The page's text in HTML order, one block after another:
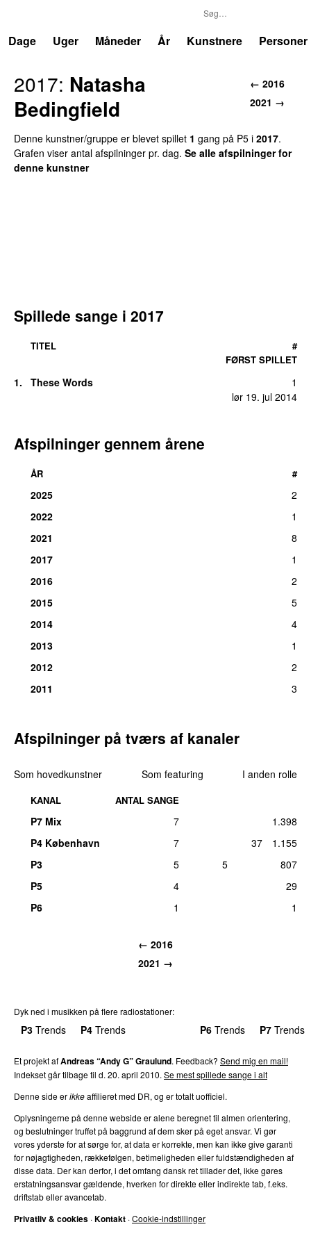
Dage
Uger Måneder År Kunstnere Personer
← 2016
2021 →
2017: Natasha
Bedingfield
Denne kunstner/gruppe er blevet spillet 1 gang på P5 i 2017.
Grafen viser antal afspilninger pr. dag. Se alle afspilninger for
denne kunstner
Spillede sange i 2017
TITEL
FØRST SPILLET
#
1.
These Words
lør 19. jul 2014
1
Afspilninger gennem årene
ÅR #
2025
2
2022
1
2021
8
2017
1
2016
2
2015
5
2014
4
2013
1
2012
2
2011
3
Afspilninger på tværs af kanaler
Som hovedkunstner Som featuring I anden rolle
KANAL ANTAL SANGE
P7 Mix 7
1.398
P4 København
7 37
1.155
P3
5 5
807
P5
4
29
P6
1 1
← 2016
2021 →
Dyk ned i musikken på flere radiostationer:
P3 Trends P4 Trends P6 Trends P7 Trends
Et projekt afAndreas “Andy G” Graulund. Feedback? Send mig en mail!
Indekset går tilbage til d. 20. april 2010. Se mest spillede sange i alt
Denne side erikkeaffilieret med DR, og er totalt uofficiel.
Oplysningerne på denne webside er alene beregnet til almen orientering,
og beslutninger truffet på baggrund af dem sker på eget ansvar. Vi gør
vores yderste for at sørge for, at data er korrekte, men kan ikke give garanti
for nøjagtigheden, rækkefølgen, betimeligheden eller fuldstændigheden af
disse data. Der kan derfor, i det omfang dansk ret tillader det, ikke gøres
erstatningsansvar gældende, hverken for direkte eller indirekte tab, f.eks.
driftstab eller avancetab.
Privatliv & cookies ·Kontakt ·Cookie-indstillinger